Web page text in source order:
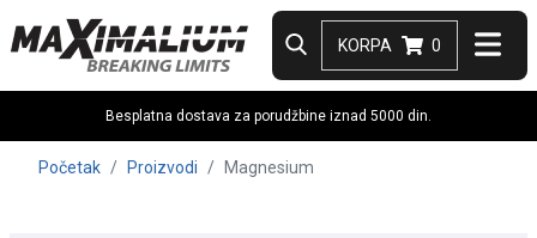
KORPA 0
Besplatna dostava za porudžbine iznad 5000 din.
Početak Proizvodi Magnesium